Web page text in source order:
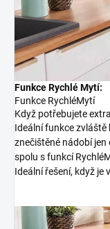
Funkce Rychlé Mytí:
Funkce RychléMytí
Když potřebujete
Ideální funkce
znečištěné nádobí
spolu s funkcí
Ideální řešení, když je